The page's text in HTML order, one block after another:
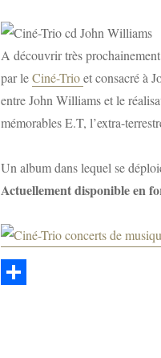
A découvrir très
par leCiné-Trioet consacré à
entre John Williams et le
mémorables E.T, l’extra-
Un album dans lequel se
Actuellement disponible en